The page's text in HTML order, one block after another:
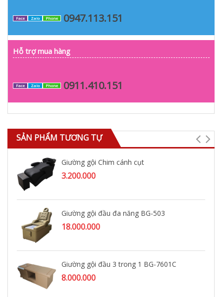
Face Zalo Phone 0947.113.151
Hỗ trợ mua hàng
Face Zalo Phone 0911.410.151
SẢN PHẨM TƯƠNG TỰ
Giường gội Chim cánh cụt
3.200.000
Giường gội đầu đa năng BG-503
18.000.000
Giường gội đầu 3 trong 1 BG-7601C
8.000.000